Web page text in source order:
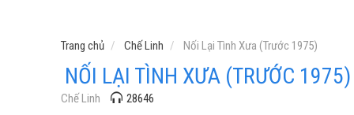
Trang chủ Chế Linh Nối Lại Tình Xưa (Trước 1975)
NỐI LẠI TÌNH XƯA (TRƯỚC 1975)
Chế Linh 28646